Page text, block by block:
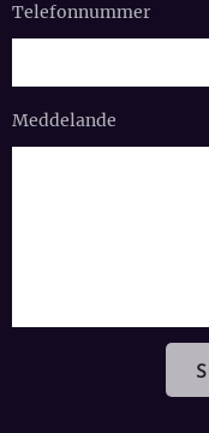
Telefonnummer
Meddelande